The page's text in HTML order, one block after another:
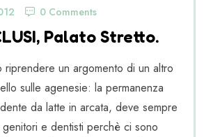
0 Comments
Palato Stretto.
riprendere un argomento di un altro
sulle agenesie: la permanenza
da latte in arcata, deve sempre
e dentisti perchè ci sono